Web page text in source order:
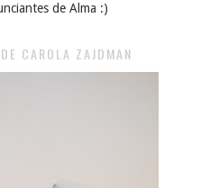
de Alma :)
CAROLA ZAJDMAN